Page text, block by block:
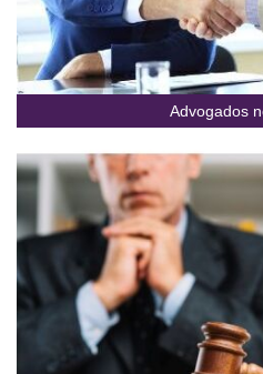
Advogados